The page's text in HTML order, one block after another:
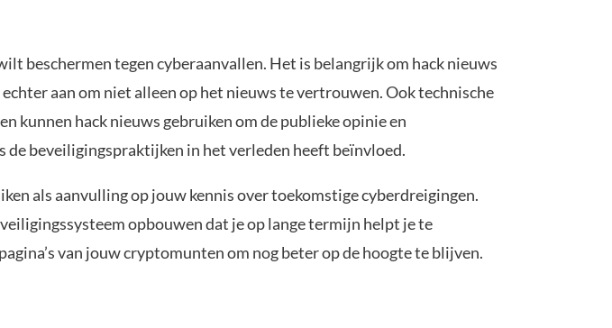
beschermen tegen cyberaanvallen. Het is belangrijk om hack nieuws
aan om niet alleen op het nieuws te vertrouwen. Ook technische
kunnen hack nieuws gebruiken om de publieke opinie en
de beveiligingspraktijken in het verleden heeft beïnvloed.
als aanvulling op jouw kennis over toekomstige cyberdreigingen.
opbouwen dat je op lange termijn helpt je te
van jouw cryptomunten om nog beter op de hoogte te blijven.